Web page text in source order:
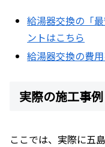
給湯器交換の「
ントはこちら
給湯器交換の費
実際の施工事例
ここでは、実際に五